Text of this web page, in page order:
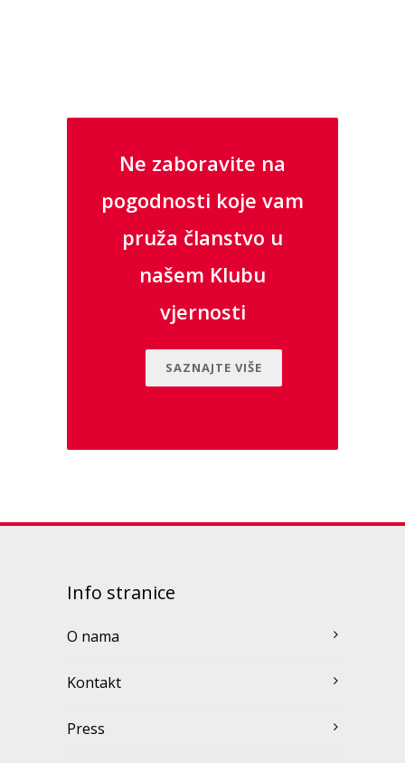
Ne zaboravite na
pogodnosti koje vam
pruža članstvo u
našem Klubu
vjernosti
SAZNAJTE VIŠE
Info stranice
O nama
Kontakt
Press